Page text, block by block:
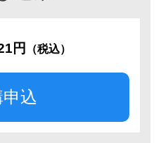
円 （税込）
込